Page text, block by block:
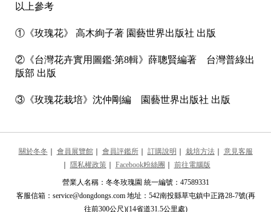
以上參考
①《玫瑰花》 高木絢子著 園藝世界出版社 出版
②《台灣花卉實用圖鑑‧第8輯》薛聰賢編著 台灣普綠出
版部 出版
③《玫瑰花栽培》沈仲剛編 園藝世界出版社 出版
關於冬冬 ｜ 會員展覽館｜ 會員評鑑所｜ 訂購說明 ｜ 栽培方法｜ 意見客服
｜ 隱私權政策｜ Facebook粉絲團 ｜ 前往電腦版
營業人名稱：冬冬玫瑰園 統一編號：47589331
客服信箱：service@dongdongs.com 地址：542南投縣草屯鎮中正路28-7號(再
往前300公尺)(14省道31.5公里處)